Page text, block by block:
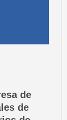
de
de